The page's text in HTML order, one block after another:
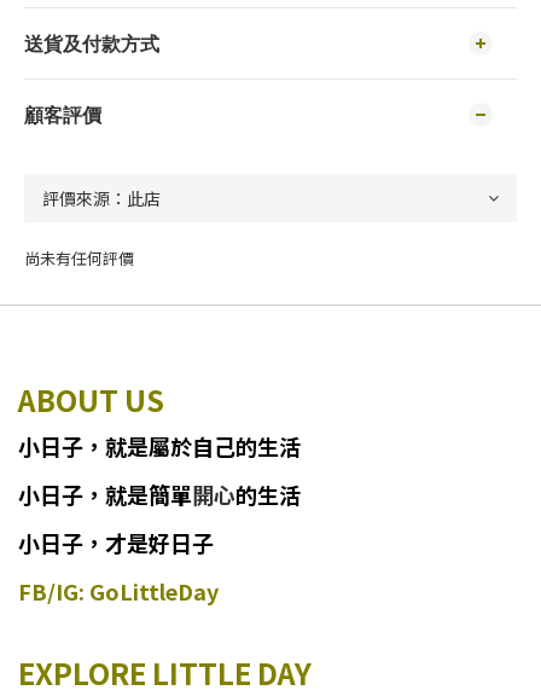
送貨及付款方式
顧客評價
尚未有任何評價
ABOUT US
小日子 ， 就是屬於自己的生活
小日子 ， 就是簡單開心的生活
小日子，才是好日子
FB/IG: GoLittleDay
EXPLORE LITTLE DAY